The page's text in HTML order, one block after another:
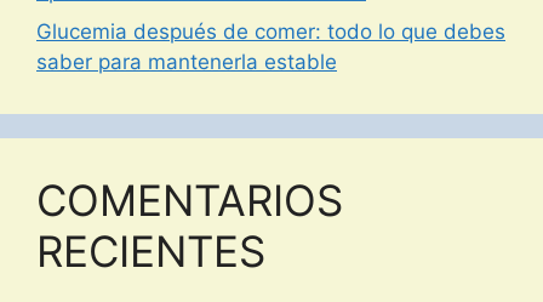
Glucemia después de comer: todo lo que debes
saber para mantenerla estable
COMENTARIOS
RECIENTES